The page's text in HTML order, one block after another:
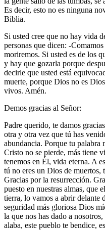
Es decir, esto no es ninguna
Biblia.
Si usted cree que no hay vida
personas que dicen: -
moriremos. Si usted es de los
y hay que gozarla porque
decirle que usted está
muerte, porque Dios no es
vivos. Amén.
Demos gracias al Señor:
Padre querido, te damos
otra y otra vez que tú has
abundancia. Porque tu palabra
Cristo no se pierde, más tiene
tenemos en Él, vida eterna. A
tú no eres un Dios de muertos,
Gracias por la resurrección.
puesto en nuestras almas, que
tierra, lo vamos a abrir delante
seguridad más gloriosa Dios
la que nos has dado a
alaba, este pueblo te bendice,